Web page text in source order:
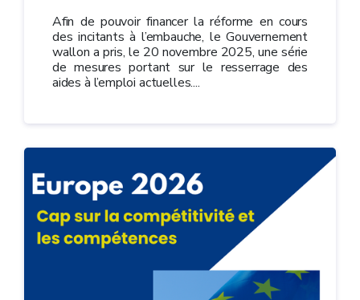
Afin de pouvoir financer la réforme en cours
des incitants à l’embauche, le Gouvernement
wallon a pris, le 20 novembre 2025, une série
de mesures portant sur le resserrage des
aides à l’emploi actuelles....